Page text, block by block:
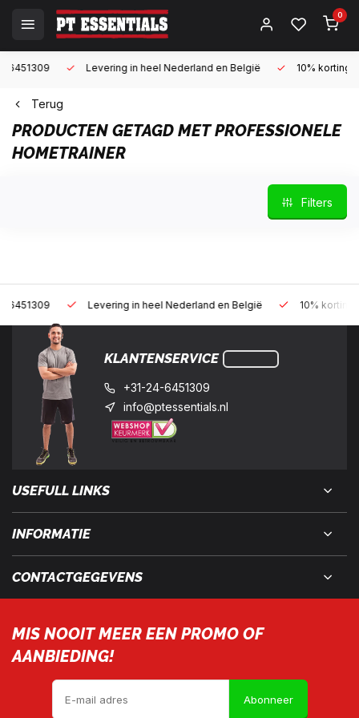
0
Levering in heel Nederland en België 10% korting met een
Terug
PRODUCTEN GETAGD MET PROFESSIONELE
HOMETRAINER
Filters
Levering in heel Nederland en België 10% korting met een
KLANTENSERVICE
+31-24-6451309
info@ptessentials.nl
USEFULL LINKS
INFORMATIE
CONTACTGEGEVENS
MIS NOOIT MEER EEN PROMO OF
AANBIEDING!
Abonneer